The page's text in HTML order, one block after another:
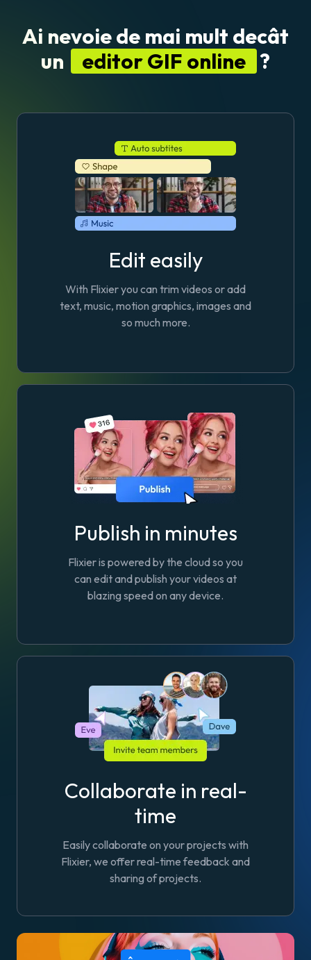
Ai nevoie de mai mult decât
un
editor GIF online ?
Edit easily
With Flixier you can trim videos or add
text, music, motion graphics, images and
so much more.
Publish in minutes
Flixier is powered by the cloud so you
can edit and publish your videos at
blazing speed on any device.
Collaborate in real-
time
Easily collaborate on your projects with
Flixier, we offer real-time feedback and
sharing of projects.